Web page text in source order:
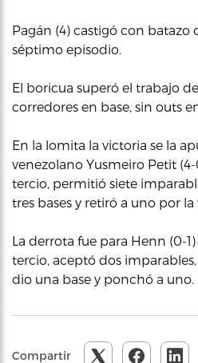
Pagán (4) castigó con batazo
séptimo episodio.
El boricua superó el trabajo
corredores en base, sin outs
En la lomita la victoria se la
venezolano Yusmeiro Petit
tercio, permitió siete
tres bases y retiró a uno por
La derrota fue para Henn (0-
tercio, aceptó dos
dio una base y ponchó a uno.
Compartir